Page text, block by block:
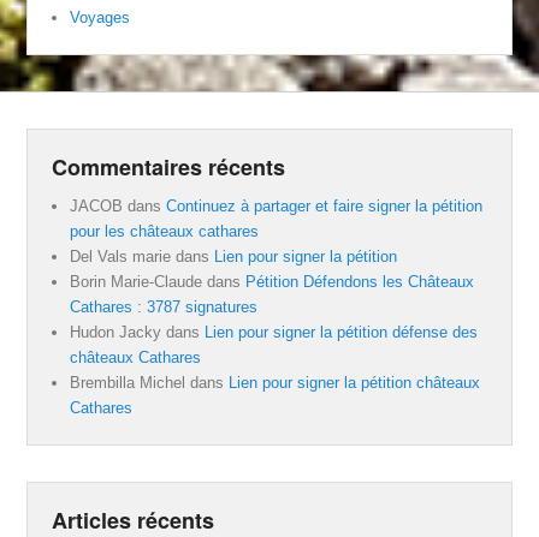
Voyages
Commentaires récents
JACOB dansContinuez à partager et faire signer la pétition
pour les châteaux cathares
Del Vals marie dans
Lien pour signer la pétition
Borin Marie-Claude dans Pétition Défendons les Châteaux
Cathares : 3787 signatures
Hudon Jacky dans
Lien pour signer la pétition défense des
châteaux Cathares
Brembilla Michel dans
Lien pour signer la pétition châteaux
Cathares
Articles récents